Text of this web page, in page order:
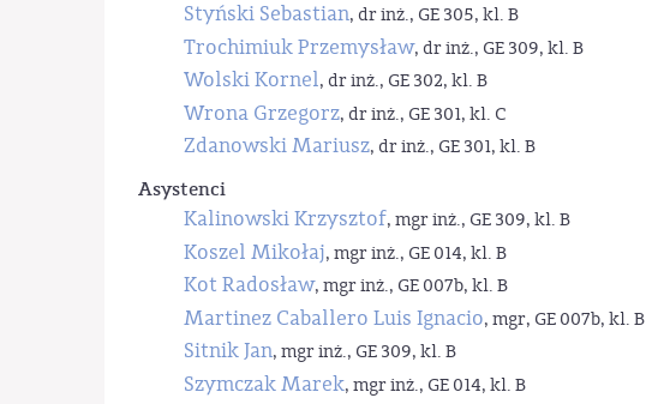
Styński Sebastian, dr inż., GE 305, kl. B
Trochimiuk Przemysław, dr inż., GE 309, kl. B
Wolski Kornel, dr inż., GE 302, kl. B
Wrona Grzegorz, dr inż., GE 301, kl. C
Zdanowski Mariusz, dr inż., GE 301, kl. B
Asystenci
Kalinowski Krzysztof, mgr inż., GE 309, kl. B
Koszel Mikołaj, mgr inż., GE 014, kl. B
Kot Radosław, mgr inż., GE 007b, kl. B
Martinez Caballero Luis Ignacio, mgr, GE 007b, kl. B
Sitnik Jan, mgr inż., GE 309, kl. B
Szymczak Marek, mgr inż., GE 014, kl. B